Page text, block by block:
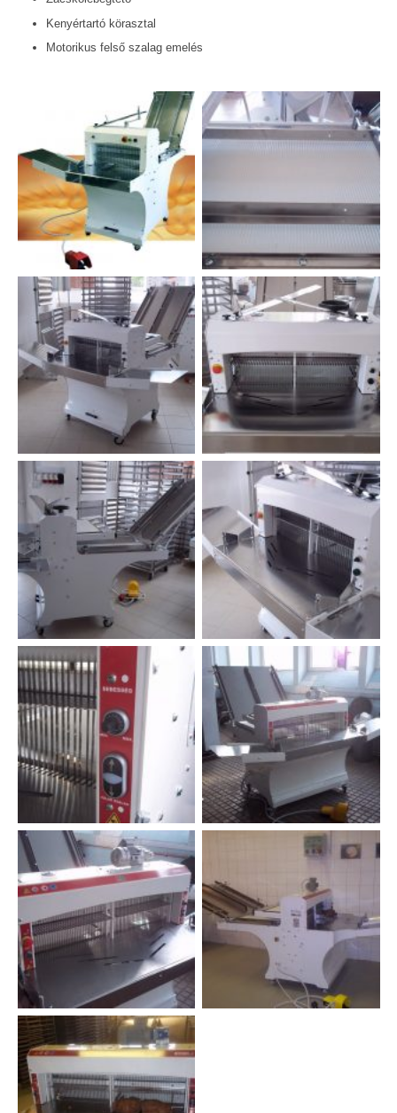
Kenyértartó körasztal
Motorikus felső szalag emelés